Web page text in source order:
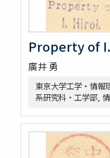
Property of
廣井 勇
東京大学工学・情報
系研究科・工学部,